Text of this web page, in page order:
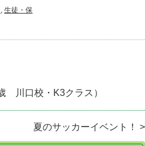
, 生徒・保
川口校・K3クラス）
夏のサッカーイベント！ >